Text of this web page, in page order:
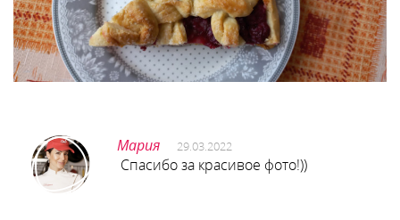
Мария 29.03.2022
Спасибо за красивое фото!))